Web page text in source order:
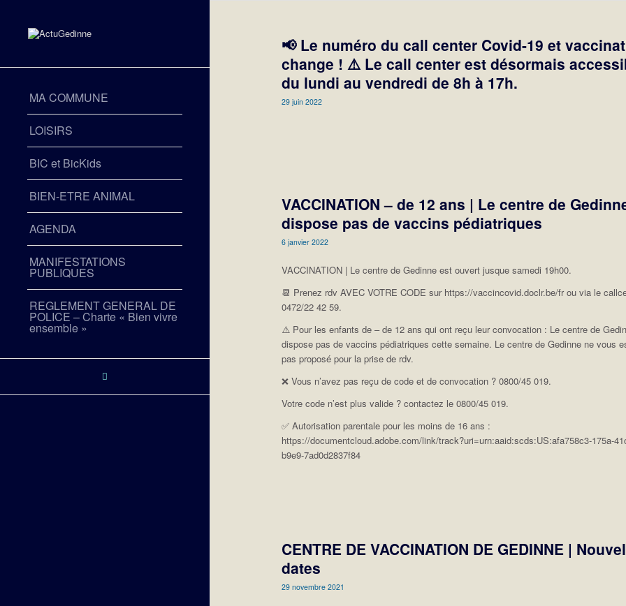
MA COMMUNE
LOISIRS
BIC et BicKids
BIEN-ETRE ANIMAL
AGENDA
MANIFESTATIONS
PUBLIQUES
REGLEMENT GENERAL DE
POLICE – Charte « Bien vivre
ensemble »
📢 Le numéro du call center Covid-19 et
change ! ⚠️ Le call center est désormais
du lundi au vendredi de 8h à 17h.
29 juin 2022
VACCINATION – de 12 ans | Le centre de
dispose pas de vaccins pédiatriques
6 janvier 2022
VACCINATION | Le centre de Gedinne est ouvert jusque samedi 19h00.
📆 Prenez rdv AVEC VOTRE CODE sur https://vaccincovid.doclr.be/fr ou via le
0472/22 42 59.
⚠️ Pour les enfants de – de 12 ans qui ont reçu leur convocation : Le centre de
dispose pas de vaccins pédiatriques cette semaine. Le centre de Gedinne ne vous
pas proposé pour la prise de rdv.
❌ Vous n’avez pas reçu de code et de convocation ? 0800/45 019.
Votre code n’est plus valide ? contactez le 0800/45 019.
✅ Autorisation parentale pour les moins de 16 ans :
https://documentcloud.adobe.com/link/track?uri=urn:aaid:scds:US:afa758c3-175a-
b9e9-7ad0d2837f84
CENTRE DE VACCINATION DE GEDINNE |
dates
29 novembre 2021